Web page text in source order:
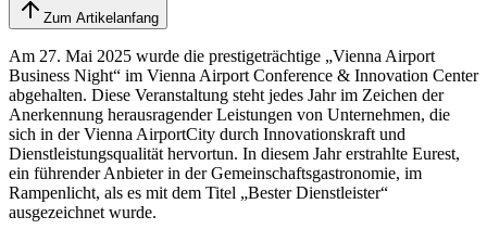
Zum Artikelanfang
Am 27. Mai 2025 wurde die prestigeträchtige „Vienna Airport
Business Night“ im Vienna Airport Conference & Innovation Center
abgehalten. Diese Veranstaltung steht jedes Jahr im Zeichen der
Anerkennung herausragender Leistungen von Unternehmen, die
sich in der Vienna AirportCity durch Innovationskraft und
Dienstleistungsqualität hervortun. In diesem Jahr erstrahlte Eurest,
ein führender Anbieter in der Gemeinschaftsgastronomie, im
Rampenlicht, als es mit dem Titel „Bester Dienstleister“
ausgezeichnet wurde.